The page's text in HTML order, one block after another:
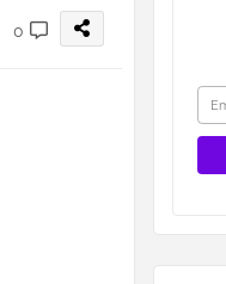
0